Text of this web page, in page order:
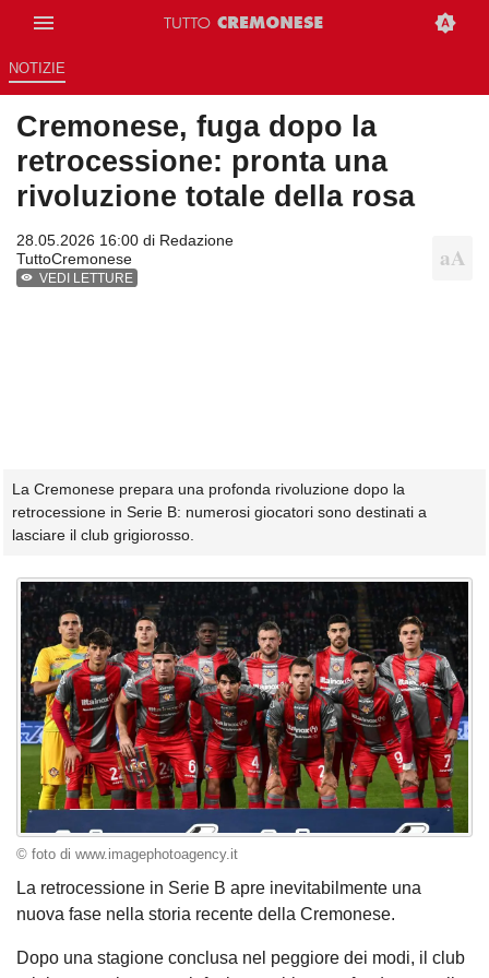
NOTIZIE
Cremonese, fuga dopo la
retrocessione: pronta una
rivoluzione totale della rosa
28.05.2026 16:00 di Redazione
TuttoCremonese
VEDI LETTURE
La Cremonese prepara una profonda rivoluzione dopo la
retrocessione in Serie B: numerosi giocatori sono destinati a
lasciare il club grigiorosso.
© foto di www.imagephotoagency.it
La retrocessione in Serie B apre inevitabilmente una
nuova fase nella storia recente della Cremonese.
Dopo una stagione conclusa nel peggiore dei modi, il club